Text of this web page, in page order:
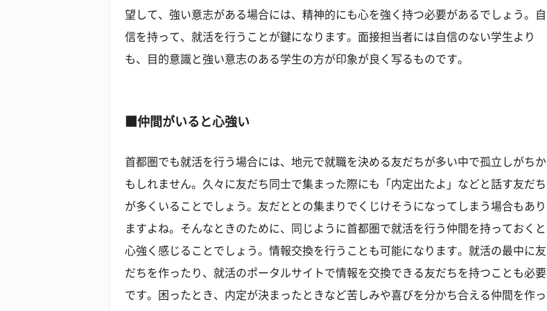
望して、強い意志がある場合には、精神的にも心を強く持つ必要があるでしょう。自
信を持って、就活を行うことが鍵になります。面接担当者には自信のない学生より
も、目的意識と強い意志のある学生の方が印象が良く写るものです。
■仲間がいると心強い
首都圏でも就活を行う場合には、地元で就職を決める友だちが多い中で孤立しがちか
もしれません。久々に友だち同士で集まった際にも「内定出たよ」などと話す友だち
が多くいることでしょう。友だととの集まりでくじけそうになってしまう場合もあり
ますよね。そんなときのために、同じように首都圏で就活を行う仲間を持っておくと
心強く感じることでしょう。情報交換を行うことも可能になります。就活の最中に友
だちを作ったり、就活のポータルサイトで情報を交換できる友だちを持つことも必要
です。困ったとき、内定が決まったときなど苦しみや喜びを分かち合える仲間を作っ